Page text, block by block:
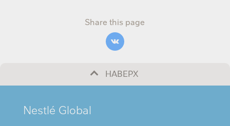
Share this page
НАВЕРХ
FOOTER
Nestlé Global